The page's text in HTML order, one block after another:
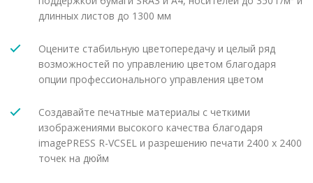
длинных листов до 1300 мм
Оцените стабильную цветопередачу и целый ряд
возможностей по управлению цветом благодаря
опции профессионального управления цветом
Создавайте печатные материалы с четкими
изображениями высокого качества благодаря
imagePRESS R-VCSEL и разрешению печати 2400 x 2400
точек на дюйм